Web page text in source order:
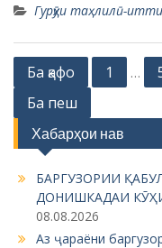
Гурӯҳи таҳлилӣ-
o
s
t
s
a
Ба қафо 1 …
Ба пеш
Хабарҳои нав
БАРГУЗОРИИ
ДОНИШКАДАИ
08.08.2026
Аз ҷараёни